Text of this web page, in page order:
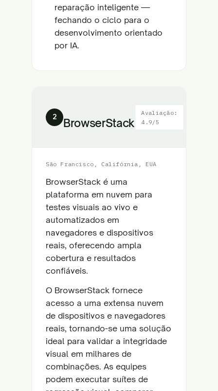
reparação inteligente —
fechando o ciclo para o
desenvolvimento orientado
por IA.
2 BrowserStack
Avaliação:
4.9/5
São Francisco, Califórnia, EUA
BrowserStack é uma
plataforma em nuvem para
testes visuais ao vivo e
automatizados em
navegadores e dispositivos
reais, oferecendo ampla
cobertura e resultados
confiáveis.
O BrowserStack fornece
acesso a uma extensa nuvem
de dispositivos e navegadores
reais, tornando-se uma solução
ideal para validar a integridade
visual em milhares de
combinações. As equipes
podem executar suítes de